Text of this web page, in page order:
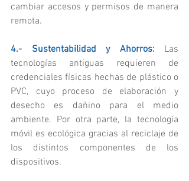
cambiar accesos y permisos de manera
remota.
4.- Sustentabilidad y Ahorros: Las
tecnologías antiguas requieren de
credenciales físicas hechas de plástico o
PVC, cuyo proceso de elaboración y
desecho es dañino para el medio
ambiente. Por otra parte, la tecnología
móvil es ecológica gracias al reciclaje de
los distintos componentes de los
dispositivos.